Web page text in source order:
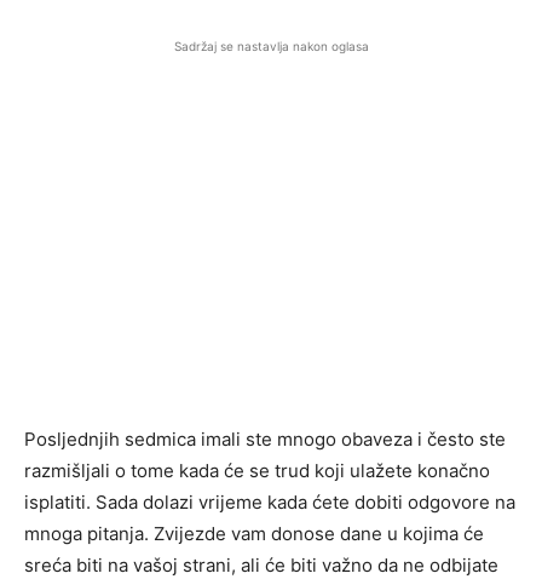
Sadržaj se nastavlja nakon oglasa
Posljednjih sedmica imali ste mnogo obaveza i često ste
razmišljali o tome kada će se trud koji ulažete konačno
isplatiti. Sada dolazi vrijeme kada ćete dobiti odgovore na
mnoga pitanja. Zvijezde vam donose dane u kojima će
sreća biti na vašoj strani, ali će biti važno da ne odbijate